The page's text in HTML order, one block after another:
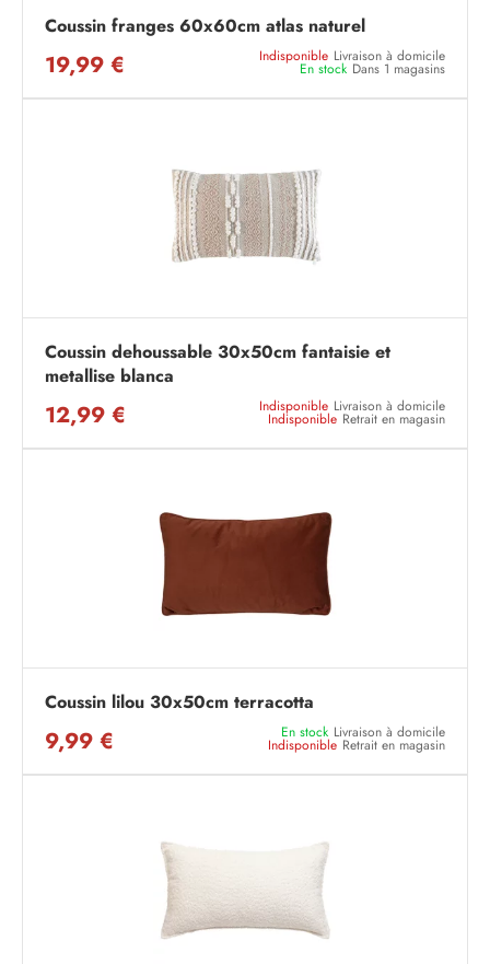
Coussin franges 60x60cm atlas naturel
19,99 € Indisponible Livraison à domicile
En stock Dans 1 magasins
Coussin dehoussable 30x50cm fantaisie et
metallise blanca
12,99 € Indisponible Livraison à domicile
Indisponible Retrait en magasin
Coussin lilou 30x50cm terracotta
9,99 € En stock Livraison à domicile
Indisponible Retrait en magasin